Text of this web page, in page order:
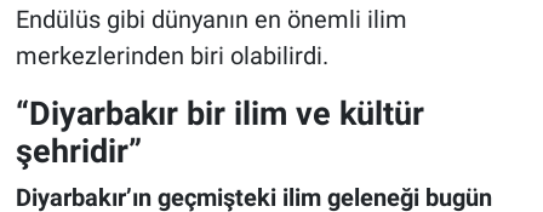
Endülüs gibi dünyanın en önemli ilim
merkezlerinden biri olabilirdi.
“Diyarbakır bir ilim ve kültür
şehridir”
Diyarbakır’ın geçmişteki ilim geleneği bugün